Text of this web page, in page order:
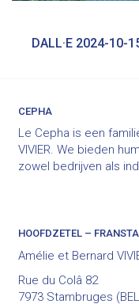
Bericht
CEPHA
Le Cepha is een
VIVIER. We bieden
zowel bedrijven als
HOOFDZETEL –
Amélie et Bernard
Rue du Colâ 82
7973 Stambruges